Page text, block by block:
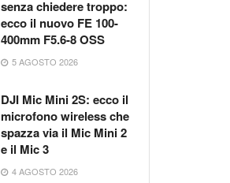
senza chiedere troppo:
ecco il nuovo FE 100-
400mm F5.6-8 OSS
5 AGOSTO 2026
DJI Mic Mini 2S: ecco il
microfono wireless che
spazza via il Mic Mini 2
e il Mic 3
4 AGOSTO 2026